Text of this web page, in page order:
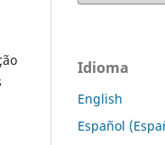
Idioma
English
Español